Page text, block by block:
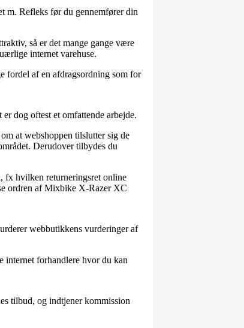
m. Refleks før du gennemfører din
så er det mange gange være
internet varehuse.
fordel af en afdragsordning som for
dog oftest et omfattende arbejde.
at webshoppen tilslutter sig de
Derudover tilbydes du
fx hvilken returneringsret online
ordren af Mixbike X-Razer XC
webbutikkens vurderinger af
internet forhandlere hvor du kan
tilbud, og indtjener kommission